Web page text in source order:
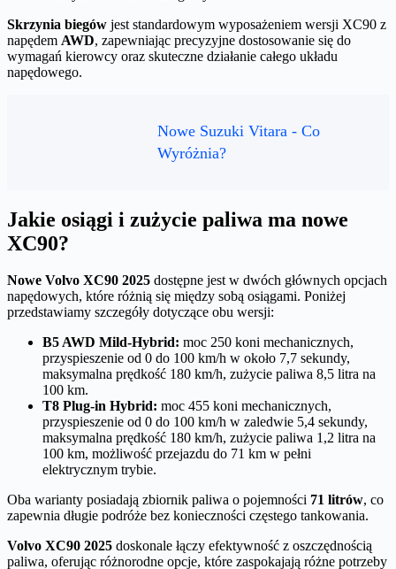
Skrzynia biegów jest standardowym wyposażeniem wersji XC90 z
napędem AWD, zapewniając precyzyjne dostosowanie się do
wymagań kierowcy oraz skuteczne działanie całego układu
napędowego.
Nowe Suzuki Vitara - Co
Wyróżnia?
Jakie osiągi i zużycie paliwa ma nowe
XC90?
Nowe Volvo XC90 2025 dostępne jest w dwóch głównych opcjach
napędowych, które różnią się między sobą osiągami. Poniżej
przedstawiamy szczegóły dotyczące obu wersji:
B5 AWD Mild-Hybrid: moc 250 koni mechanicznych,
przyspieszenie od 0 do 100 km/h w około 7,7 sekundy,
maksymalna prędkość 180 km/h, zużycie paliwa 8,5 litra na
100 km.
T8 Plug-in Hybrid: moc 455 koni mechanicznych,
przyspieszenie od 0 do 100 km/h w zaledwie 5,4 sekundy,
maksymalna prędkość 180 km/h, zużycie paliwa 1,2 litra na
100 km, możliwość przejazdu do 71 km w pełni
elektrycznym trybie.
Oba warianty posiadają zbiornik paliwa o pojemności 71 litrów, co
zapewnia długie podróże bez konieczności częstego tankowania.
Volvo XC90 2025 doskonale łączy efektywność z oszczędnością
paliwa, oferując różnorodne opcje, które zaspokajają różne potrzeby